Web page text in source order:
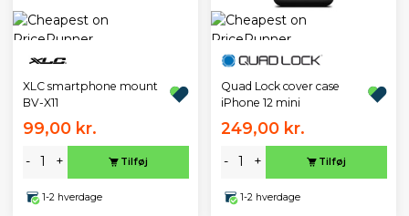
XLC smartphone mount
BV-X11
99,00 kr.
- + Tilføj
1-2 hverdage
Quad Lock cover case
iPhone 12 mini
249,00 kr.
- + Tilføj
1-2 hverdage